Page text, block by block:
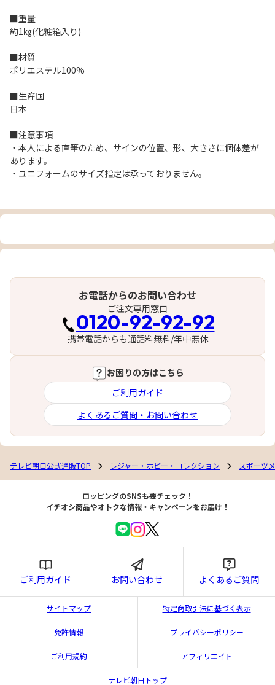
■重量
約1㎏(化粧箱入り)
■材質
ポリエステル100%
■生産国
日本
■注意事項
・本人による直筆のため、サインの位置、形、大きさに個体差が
あります。
・ユニフォームのサイズ指定は承っておりません。
お電話からのお問い合わせ
ご注文専用窓口
0120-92-92-92
携帯電話からも通話料無料/年中無休
お困りの方はこちら
ご利用ガイド
よくあるご質問・お問い合わせ
テレビ朝日公式通販TOP レジャー・ホビー・コレクション スポーツ
ロッピングのSNSも要チェック！
イチオシ商品やオトクな情報・キャンペーンをお届け！
ご利用ガイド お問い合わせ よくあるご質問
サイトマップ 特定商取引法に基づく表示
免許情報 プライバシーポリシー
ご利用規約 アフィリエイト
テレビ朝日トップ